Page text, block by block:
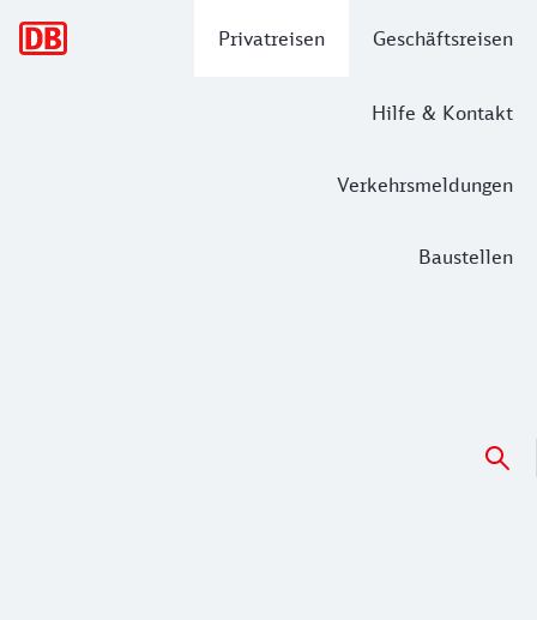
Privatreisen Geschäftsreisen
Hilfe & Kontakt
Verkehrsmeldungen
Baustellen